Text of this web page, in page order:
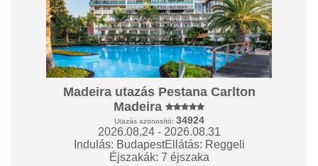
Madeira utazás Pestana Carlton
Madeira
Utazás azonosító: 34924
2026.08.24 - 2026.08.31
Indulás: BudapestEllátás: Reggeli
Éjszakák: 7 éjszaka